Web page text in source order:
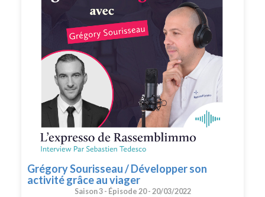
conseils pour exploiter pleinement votre potentiel, vous
pouvez bénéficier d'un bilan offert avec un expert de
l’équipe. Cliquez ici pour réserver votre bilan(
https://meetings.hubspot.com/silvy/entretien-via-
podcast )
Grégory Sourisseau / Développer son
activité grâce au viager
Saison 3 - Épisode 20 - 20/03/2022